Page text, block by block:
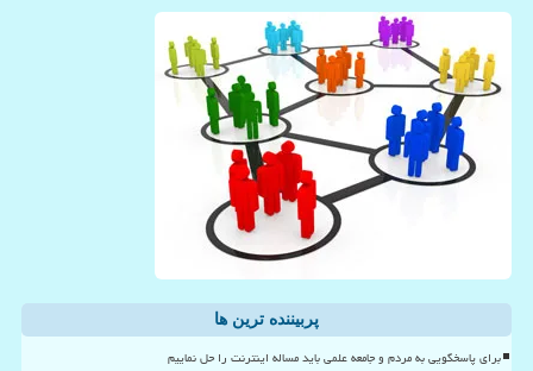
پربیننده ترین ها
برای پاسخگویی به مردم و جامعه علمی باید مساله اینترنت را حل نماییم